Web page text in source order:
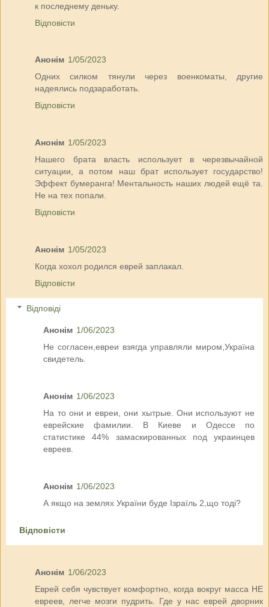
к последнему деньку.
Відповісти
Анонім 1/05/2023
Одних силком тянули через военкоматы, другие
надеялись подзаработать.
Відповісти
Анонім 1/05/2023
Нашего брата власть использует в черезвычайной
ситуации, а потом наш брат использует государство!
Эффект бумеранга! Ментальность наших людей ещё та.
Не на тех попали.
Відповісти
Анонім 1/05/2023
Когда хохол родился еврей заплакал.
Відповісти
Відповіді
Анонім 1/06/2023
Не согласен,евреи взягда управляли миром,Україна
свидетель.
Анонім 1/06/2023
На то они и евреи, они хытрые. Они используют не
еврейские фамилии. В Киеве и Одессе по
статистике 44% замаскированных под украинцев
евреев.
Анонім 1/06/2023
А якщо на землях України буде Ізраїль 2,що тоді?
Відповісти
Анонім 1/06/2023
Еврей себя чувствует комфортно, когда вокруг масса НЕ
евреев, легче мозги пудрить. Где у нас еврей дворник